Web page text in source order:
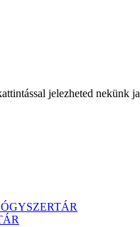
jelezheted nekünk